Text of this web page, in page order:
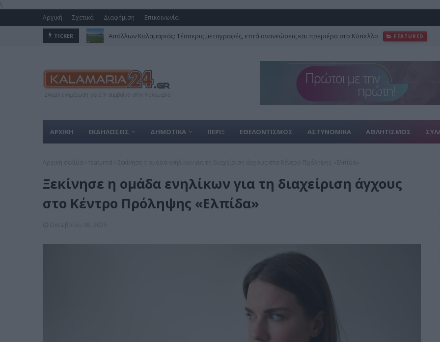
\
Αρχική Σχετικά Διαφήμιση Επικοινωνία
TICKER Απόλλων Καλαμαριάς: Τέσσερις μεταγραφές, επτά ανανεώσεις και πρεμιέρα στο Κύπελλο FEATURED
ΑΡΧΙΚΗ ΕΚΔΗΛΩΣΕΙΣ ΔΗΜΟΤΙΚΑ ΠΕΡΙΞ ΕΘΕΛΟΝΤΙΣΜΟΣ ΑΣΤΥΝΟΜΙΚΑ ΑΘΛΗΤΙΣΜΟΣ
Ξεκίνησε η ομάδα ενηλίκων για τη διαχείριση άγχους
στο Κέντρο Πρόληψης «Ελπίδα»